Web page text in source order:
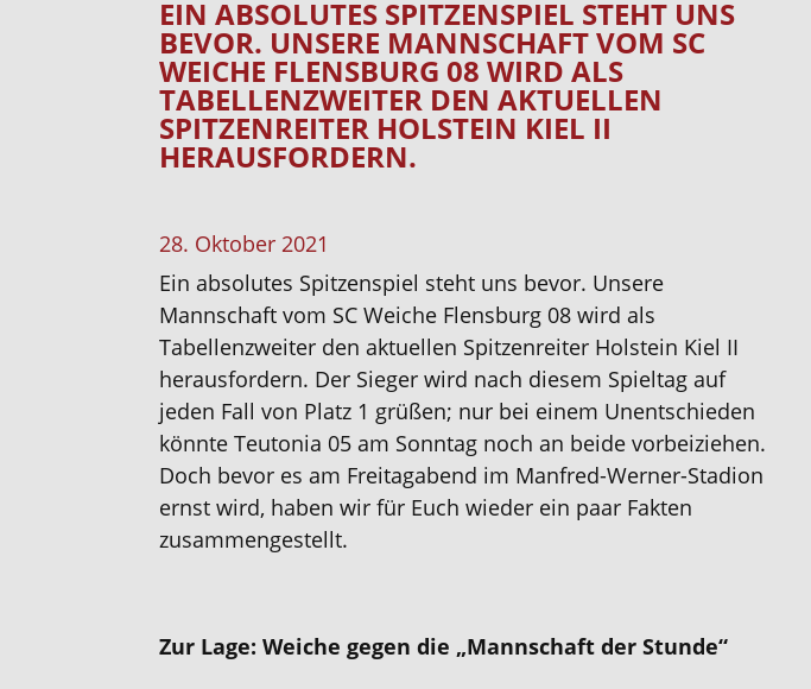
EIN ABSOLUTES SPITZENSPIEL STEHT UNS
BEVOR. UNSERE MANNSCHAFT VOM SC
WEICHE FLENSBURG 08 WIRD ALS
TABELLENZWEITER DEN AKTUELLEN
SPITZENREITER HOLSTEIN KIEL II
HERAUSFORDERN.
28. Oktober 2021
Ein absolutes Spitzenspiel steht uns bevor. Unsere
Mannschaft vom SC Weiche Flensburg 08 wird als
Tabellenzweiter den aktuellen Spitzenreiter Holstein Kiel II
herausfordern. Der Sieger wird nach diesem Spieltag auf
jeden Fall von Platz 1 grüßen; nur bei einem Unentschieden
könnte Teutonia 05 am Sonntag noch an beide vorbeiziehen.
Doch bevor es am Freitagabend im Manfred-Werner-Stadion
ernst wird, haben wir für Euch wieder ein paar Fakten
zusammengestellt.
Zur Lage: Weiche gegen die „Mannschaft der Stunde“